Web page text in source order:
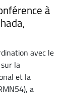
à
avec le
la
et la
a